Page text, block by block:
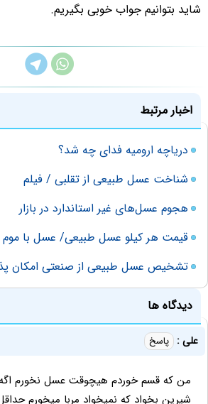
شاید بتوانیم جواب خوبی بگیریم.
اخبار مرتبط
دریاچه ارومیه فدای چه شد؟
شناخت عسل طبیعی از تقلبی / فیلم
هجوم عسل‌های غیر استاندارد در بازار
قیمت هر کیلو عسل طبیعی/ عسل با موم
تشخیص عسل طبیعی از صنعتی امکان
دیدگاه ها
علی : پاسخ
من که قسم خوردم هیچوقت عسل نخورم
شیرین بخواد که نمیخواد مربا میخورم